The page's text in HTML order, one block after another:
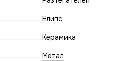
Елипс
Керамика
Метал